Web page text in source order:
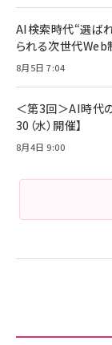
AI検索時代“選ば
られる次世代Web
8月5日 7:04
＜第3回＞AI時代
30（水）開催】
8月4日 9:00